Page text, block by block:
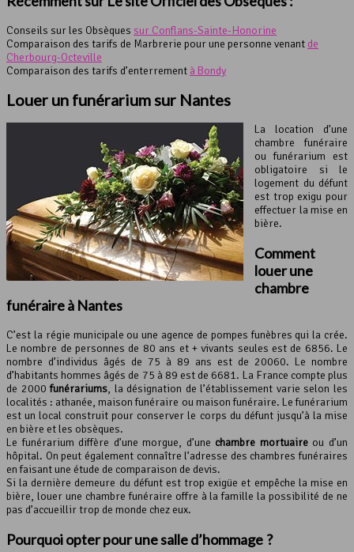
Conseils sur les Obsèques sur Conflans-Sainte-Honorine
Comparaison des tarifs de Marbrerie pour une personne venant de
Cherbourg-Octeville
Comparaison des tarifs d’enterrement à Bondy
Louer un funérarium sur Nantes
La location d’une
chambre funéraire
ou funérarium est
obligatoire si le
logement du défunt
est trop exigu pour
effectuer la mise en
bière.
Comment
louer une
chambre
funéraire à Nantes
C’est la régie municipale ou une agence de pompes funèbres qui la crée.
Le nombre de personnes de 80 ans et + vivants seules est de 6856. Le
nombre d’individus âgés de 75 à 89 ans est de 20060. Le nombre
d’habitants hommes âgés de 75 à 89 est de 6681. La France compte plus
de 2000funérariums, la désignation de l’établissement varie selon les
localités : athanée, maison funéraire ou maison funéraire. Le funérarium
est un local construit pour conserver le corps du défunt jusqu’à la mise
en bière et les obsèques.
Le funérarium diffère d’une morgue, d’une chambre mortuaireou d’un
hôpital. On peut également connaître l’adresse des chambres funéraires
en faisant une étude de comparaison de devis.
Si la dernière demeure du défunt est trop exigüe et empêche la mise en
bière, louer une chambre funéraire offre à la famille la possibilité de ne
pas d’accueillir trop de monde chez eux.
Pourquoi opter pour unesalle d’hommage ?